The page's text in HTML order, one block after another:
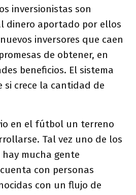
inversionistas son
dinero aportado por ellos
inversores que caen
de obtener, en
beneficios. El sistema
crece la cantidad de
en el fútbol un terreno
Tal vez uno de los
mucha gente
con personas
con un flujo de